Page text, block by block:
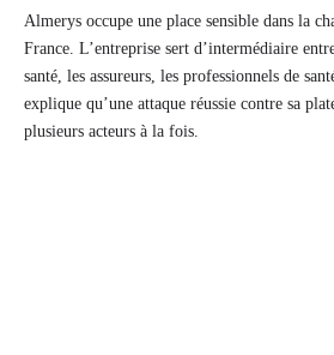
Almerys occupe une place sensible dans la
France. L’entreprise sert d’intermédiaire
santé, les assureurs, les professionnels de
explique qu’une attaque réussie contre sa
plusieurs acteurs à la fois.